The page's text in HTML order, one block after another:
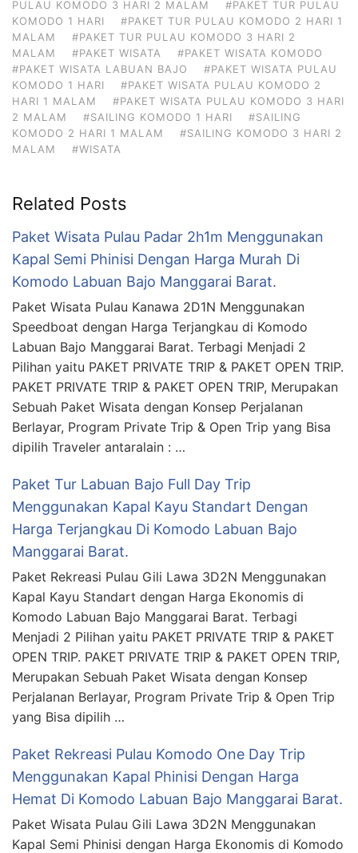
PULAU KOMODO 3 HARI 2 MALAM
#PAKET TUR PULAU
KOMODO 1 HARI
#PAKET TUR PULAU KOMODO 2 HARI 1
MALAM
#PAKET TUR PULAU KOMODO 3 HARI 2
MALAM
#PAKET WISATA
#PAKET WISATA KOMODO
#PAKET WISATA LABUAN BAJO
#PAKET WISATA PULAU
KOMODO 1 HARI
#PAKET WISATA PULAU KOMODO 2
HARI 1 MALAM
#PAKET WISATA PULAU KOMODO 3 HARI
2 MALAM
#SAILING KOMODO 1 HARI
#SAILING
KOMODO 2 HARI 1 MALAM
#SAILING KOMODO 3 HARI 2
MALAM
#WISATA
Related Posts
Paket Wisata Pulau Padar 2h1m Menggunakan
Kapal Semi Phinisi Dengan Harga Murah Di
Komodo Labuan Bajo Manggarai Barat.
Paket Wisata Pulau Kanawa 2D1N Menggunakan
Speedboat dengan Harga Terjangkau di Komodo
Labuan Bajo Manggarai Barat. Terbagi Menjadi 2
Pilihan yaitu PAKET PRIVATE TRIP & PAKET OPEN TRIP.
PAKET PRIVATE TRIP & PAKET OPEN TRIP, Merupakan
Sebuah Paket Wisata dengan Konsep Perjalanan
Berlayar, Program Private Trip & Open Trip yang Bisa
dipilih Traveler antaralain : …
Paket Tur Labuan Bajo Full Day Trip
Menggunakan Kapal Kayu Standart Dengan
Harga Terjangkau Di Komodo Labuan Bajo
Manggarai Barat.
Paket Rekreasi Pulau Gili Lawa 3D2N Menggunakan
Kapal Kayu Standart dengan Harga Ekonomis di
Komodo Labuan Bajo Manggarai Barat. Terbagi
Menjadi 2 Pilihan yaitu PAKET PRIVATE TRIP & PAKET
OPEN TRIP. PAKET PRIVATE TRIP & PAKET OPEN TRIP,
Merupakan Sebuah Paket Wisata dengan Konsep
Perjalanan Berlayar, Program Private Trip & Open Trip
yang Bisa dipilih …
Paket Rekreasi Pulau Komodo One Day Trip
Menggunakan Kapal Phinisi Dengan Harga
Hemat Di Komodo Labuan Bajo Manggarai Barat.
Paket Wisata Pulau Gili Lawa 3D2N Menggunakan
Kapal Semi Phinisi dengan Harga Ekonomis di Komodo